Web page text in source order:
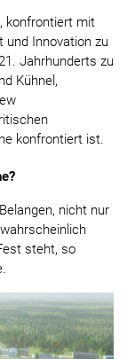
konfrontiert mit
und Innovation zu
Jahrhunderts zu
Kühnel,
konfrontiert ist.
nicht nur
steht, so